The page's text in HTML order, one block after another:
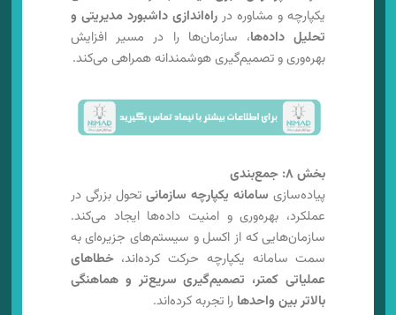
یکپارچه و مشاوره درراه‌اندازی داشبورد مدیریتی و
تحلیل داده‌ها، سازمان‌ها را در مسیر افزایش
بهره‌وری و تصمیم‌گیری هوشمندانه همراهی می‌کند.
بخش ۸: جمع‌بندی
پیاده‌سازی سامانه یکپارچه سازمانی تحول بزرگی در
عملکرد، بهره‌وری و امنیت داده‌ها ایجاد می‌کند.
سازمان‌هایی که از اکسل و سیستم‌های جزیره‌ای به
سمت سامانه یکپارچه حرکت کرده‌اند،خطاهای
عملیاتی کمتر، تصمیم‌گیری سریع‌تر و هماهنگی
بالاتر بین واحدها را تجربه کرده‌اند.